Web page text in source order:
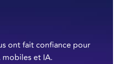
ont fait confiance pour
et IA.